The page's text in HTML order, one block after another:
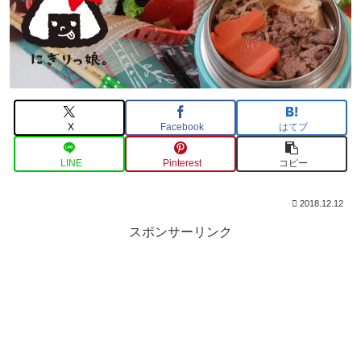
X Facebook はてブ
LINE Pinterest コピー
2018.12.12
スポンサーリンク